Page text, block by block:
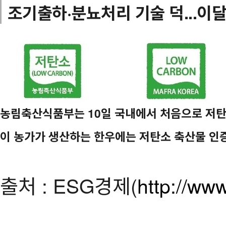
조기출하·분뇨처리 기술 덕...이
농림축산식품부는 10일 국내에서 처음으로 저
이 농가가 생산하는 한우에는 저탄소 축산물
출처 : ESG경제(http://